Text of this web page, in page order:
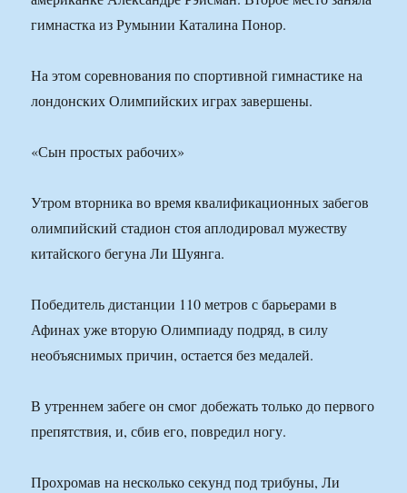
гимнастка из Румынии Каталина Понор.
На этом соревнования по спортивной гимнастике на
лондонских Олимпийских играх завершены.
«Сын простых рабочих»
Утром вторника во время квалификационных забегов
олимпийский стадион стоя аплодировал мужеству
китайского бегуна Ли Шуянга.
Победитель дистанции 110 метров с барьерами в
Афинах уже вторую Олимпиаду подряд, в силу
необъяснимых причин, остается без медалей.
В утреннем забеге он смог добежать только до первого
препятствия, и, сбив его, повредил ногу.
Прохромав на несколько секунд под трибуны, Ли